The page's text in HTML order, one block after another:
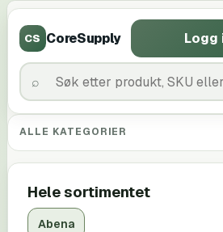
CS CoreSupply Logg
ALLE KATEGORIER
Hele sortimentet
Abena